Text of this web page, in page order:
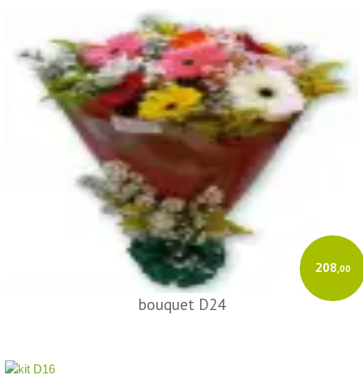
208,00
bouquet D24